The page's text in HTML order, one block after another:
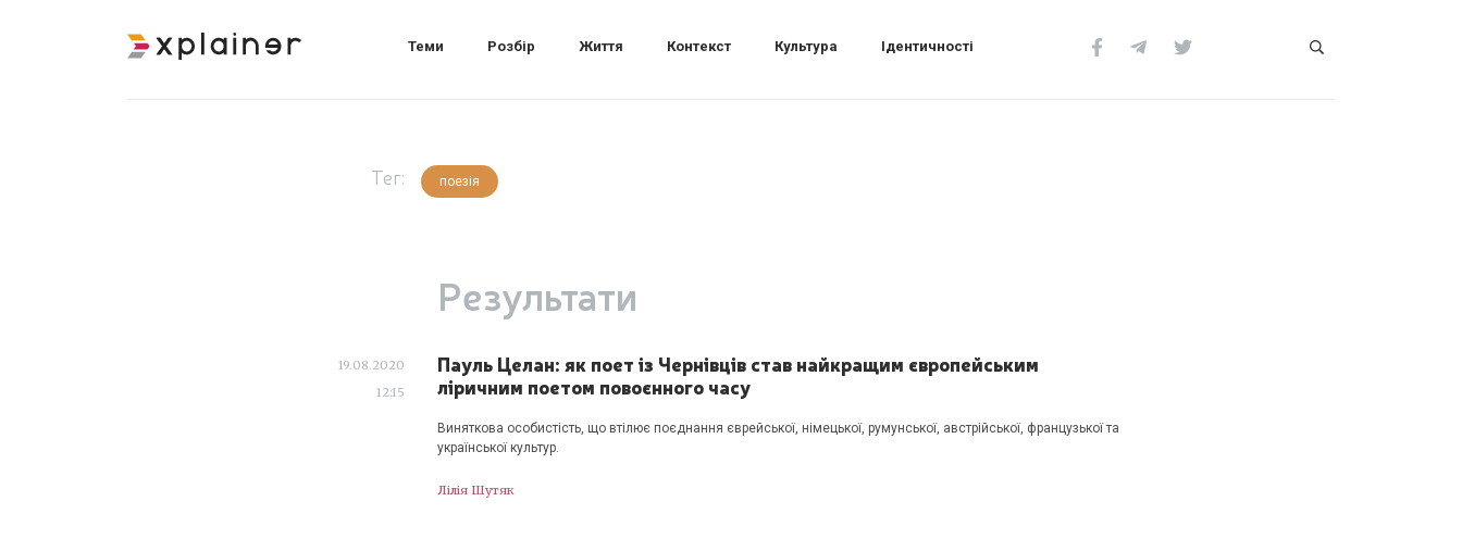
Теми Розбір Життя Контекст Культура Ідентичності
Тег: поезія
Результати
19.08.2020
12:15
Пауль Целан: як поет із Чернівців став найкращим європейським
ліричним поетом повоєнного часу
Виняткова особистість, що втілює поєднання єврейської, німецької, румунської, австрійської, французької та
української культур.
Лілія Шутяк